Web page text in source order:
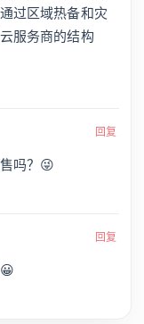
过区域热备和灾
服务商的结构
回复
吗？😜
回复